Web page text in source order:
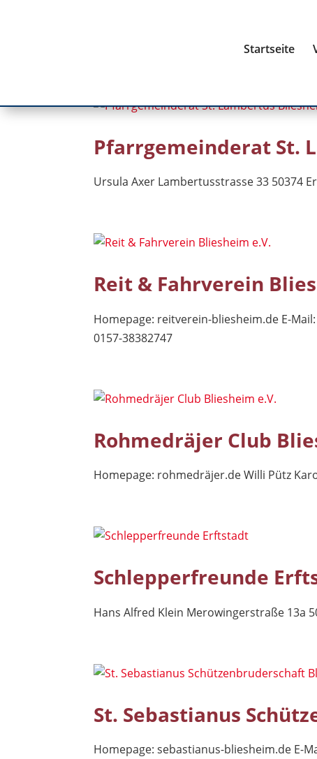
Startseite
Pfarrgemeinderat St.
Ursula Axer Lambertusstrasse 33 50374
Reit & Fahrverein
Homepage: reitverein-bliesheim.de E-Mail:
0157-38382747
Rohmedräjer Club
Homepage: rohmedräjer.de Willi Pütz
Schlepperfreunde
Hans Alfred Klein Merowingerstraße 13a
St. Sebastianus
Homepage: sebastianus-bliesheim.de E-